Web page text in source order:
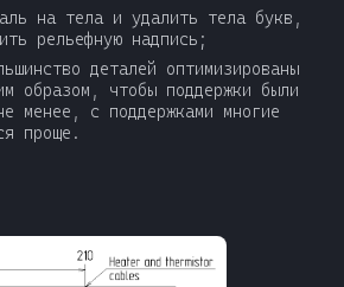
на тела и удалить тела букв,
рельефную надпись;
деталей оптимизированы
образом, чтобы поддержки были
менее, с поддержками многие
проще.